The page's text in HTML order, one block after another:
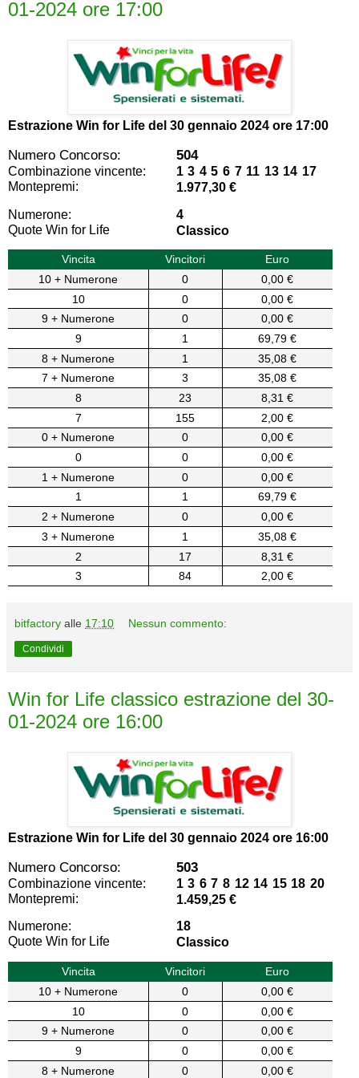
01-2024 ore 17:00
Estrazione Win for Life del 30 gennaio 2024 ore 17:00
Numero Concorso: 504
Combinazione vincente:
1 3 4 5 6 7 11 13 14 17
Montepremi:
1.977,30 €
Numerone:
4
Quote Win for Life
Classico
Vincita Vincitori
Euro
10 + Numerone
0
0,00 €
10
0
0,00 €
9 + Numerone
0
0,00 €
9
1
69,79 €
8 + Numerone
1
35,08 €
7 + Numerone
3
35,08 €
8
23
8,31 €
7
155
2,00 €
0 + Numerone
0
0,00 €
0
0
0,00 €
1 + Numerone
0
0,00 €
1
1
69,79 €
2 + Numerone
0
0,00 €
3 + Numerone
1
35,08 €
2
17
8,31 €
3
84 2,00 €
bitfactory alle 17:10 Nessun commento:
Condividi
Win for Life classico estrazione del 30-
01-2024 ore 16:00
Estrazione Win for Life del 30 gennaio 2024 ore 16:00
Numero Concorso: 503
Combinazione vincente:
1 3 6 7 8 12 14 15 18 20
Montepremi:
1.459,25 €
Numerone:
18
Quote Win for Life
Classico
Vincita Vincitori
Euro
10 + Numerone
0
0,00 €
10
0
0,00 €
9 + Numerone
0
0,00 €
9
0
0,00 €
8 + Numerone
0 0,00 €